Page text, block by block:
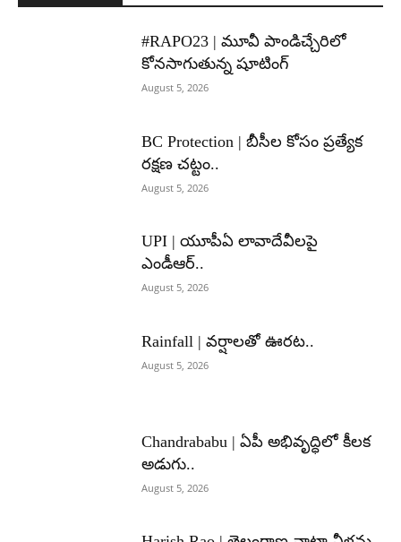
#RAPO23 | మూవీ పాండిచ్చేరిలో
కోనసాగుతున్న షూటింగ్
August 5, 2026
BC Protection | బీసీల కోసం ప్రత్యేక
రక్షణ చట్టం..
August 5, 2026
UPI | యూపీఏ లావాదేవీలపై
ఎండీఆర్..
August 5, 2026
Rainfall | వర్షాలతో ఊరట..
August 5, 2026
Chandrababu | ఏపీ అభివృద్ధిలో కీలక
అడుగు..
August 5, 2026